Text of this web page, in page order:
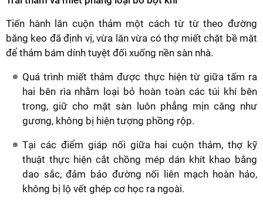
Tiến hành lăn cuộn thảm một cách từ từ theo đường
băng keo đã định vị, vừa lăn vừa có thợ miết chặt bề mặt
để thảm bám dính tuyệt đối xuống nền sàn nhà.
Quá trình miết thảm được thực hiện từ giữa tấm ra
hai bên rìa nhằm loại bỏ hoàn toàn các túi khí bên
trong, giữ cho mặt sàn luôn phẳng mịn căng như
gương, không bị hiện tượng phồng rộp.
Tại các điểm giáp nối giữa hai cuộn thảm, thợ kỹ
thuật thực hiện cắt chồng mép dán khít khao bằng
dao sắc, đảm bảo đường nối liên mạch hoàn hảo,
không bị lộ vết ghép cơ học ra ngoài.